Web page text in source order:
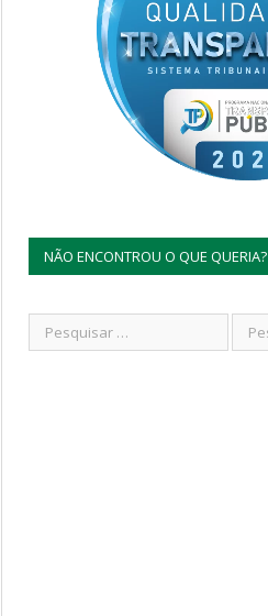
NÃO ENCONTROU O QUE QUERIA?